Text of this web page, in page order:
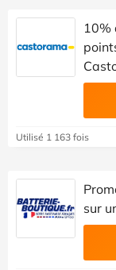
10%
Utilisé 1 163 fois
sur